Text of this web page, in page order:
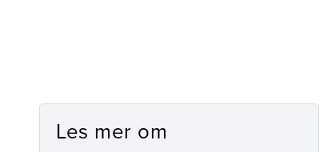
Les mer om